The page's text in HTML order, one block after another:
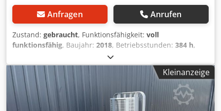
Anfragen Anrufen
Zustand: gebraucht, Funktionsfähigkeit: voll
funktionsfähig, Baujahr: 2018, Betriebsstunden: 384 h,
, Kraftstofftyp:
2.400 mm, Antriebsart:Elektro,
Niederhubkommissionierer Zustand: Einsatzbereit und voll
funktionsfähig Zustand Technisch: gut Dkodpfoy Si Unox
Akger Batterie Volt: 24V
Kleinanzeige